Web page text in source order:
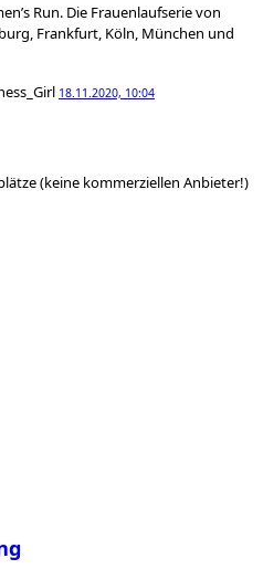
Run. Die Frauenlaufserie von
Frankfurt, Köln, München und
18.11.2020, 10:04
(keine kommerziellen Anbieter!)